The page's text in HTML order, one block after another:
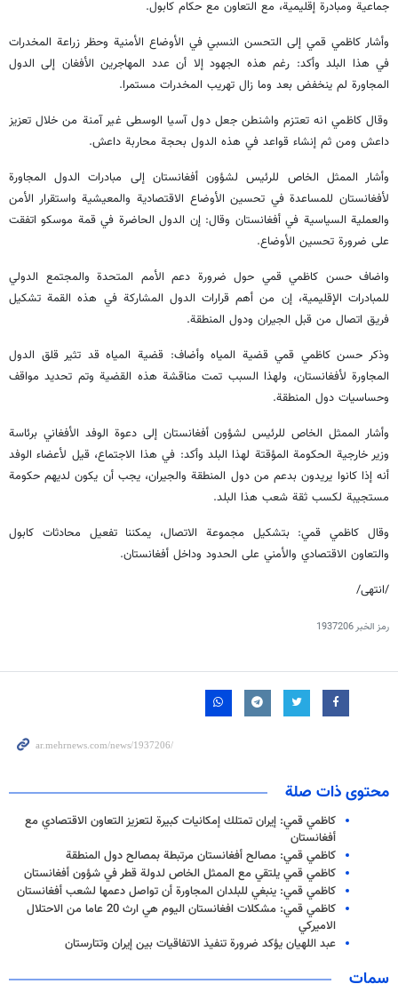
جماعية ومبادرة إقليمية، مع التعاون مع حكام كابول.
وأشار كاظمي قمي إلى التحسن النسبي في الأوضاع الأمنية وحظر زراعة المخدرات
في هذا البلد وأكد: رغم هذه الجهود إلا أن عدد المهاجرين الأفغان إلى الدول
المجاورة لم ينخفض بعد وما زال تهريب المخدرات مستمرا.
وقال كاظمي انه تعتزم واشنطن جعل دول آسيا الوسطى غير آمنة من خلال تعزيز
داعش ومن ثم إنشاء قواعد في هذه الدول بحجة محاربة داعش.
وأشار الممثل الخاص للرئيس لشؤون أفغانستان إلى مبادرات الدول المجاورة
لأفغانستان للمساعدة في تحسين الأوضاع الاقتصادية والمعيشية واستقرار الأمن
والعملية السياسية في أفغانستان وقال: إن الدول الحاضرة في قمة موسكو اتفقت
على ضرورة تحسين الأوضاع.
واضاف حسن كاظمي قمي حول ضرورة دعم الأمم المتحدة والمجتمع الدولي
للمبادرات الإقليمية، إن من أهم قرارات الدول المشاركة في هذه القمة تشكيل
فريق اتصال من قبل الجيران ودول المنطقة.
وذكر حسن كاظمي قمي قضية المياه وأضاف: قضية المياه قد تثير قلق الدول
المجاورة لأفغانستان، ولهذا السبب تمت مناقشة هذه القضية وتم تحديد مواقف
وحساسيات دول المنطقة.
وأشار الممثل الخاص للرئيس لشؤون أفغانستان إلى دعوة الوفد الأفغاني برئاسة
وزير خارجية الحكومة المؤقتة لهذا البلد وأكد: في هذا الاجتماع، قيل لأعضاء الوفد
أنه إذا كانوا يريدون بدعم من دول المنطقة والجيران، يجب أن يكون لديهم حكومة
مستجيبة لكسب ثقة شعب هذا البلد.
وقال كاظمي قمي: بتشكيل مجموعة الاتصال، يمكننا تفعيل محادثات كابول
والتعاون الاقتصادي والأمني على الحدود وداخل أفغانستان.
/انتهى/
رمز الخبر1937206
محتوى ذات صلة
كاظمي قمي: إيران تمتلك إمكانيات كبيرة لتعزيز التعاون الاقتصادي مع
أفغانستان
كاظمي قمي: مصالح أفغانستان مرتبطة بمصالح دول المنطقة
كاظمي قمي يلتقي مع الممثل الخاص لدولة قطر في شؤون أفغانستان
كاظمي قمي: ينبغي للبلدان المجاورة أن تواصل دعمها لشعب أفغانستان
كاظمي قمي: مشكلات افغانستان اليوم هي ارث 20 عاما من الاحتلال
الاميركي
عبد اللهيان يؤكد ضرورة تنفيذ الاتفاقيات بين إيران وتتارستان